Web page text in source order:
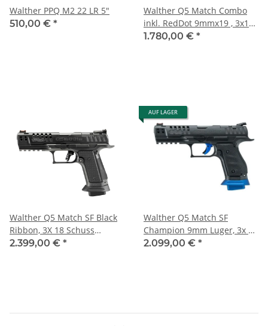
Walther PPQ M2 22 LR 5"
510,00 € *
Walther Q5 Match Combo
inkl. RedDot 9mmx19 , 3x15
Schuss Magazine
1.780,00 € *
Walther Q5 Match SF Black
Ribbon, 3X 18 Schuss
Magazin, 9mm Luger
2.399,00 € *
AUF LAGER
Walther Q5 Match SF
Champion 9mm Luger, 3x 17
Schuss Magazine,blau
2.099,00 € *